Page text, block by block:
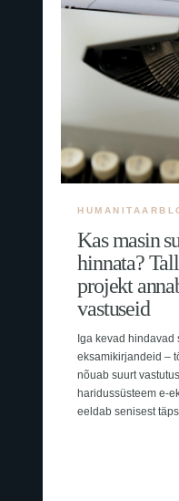
Kas masin
hinnata?
projekt
vastuseid
Iga kevad hindavad
eksamikirjandeid –
nõuab suurt
haridussüsteem e-
eeldab senisest